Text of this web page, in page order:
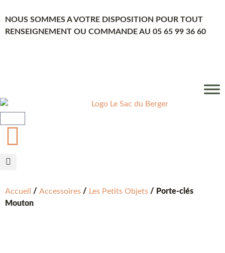
NOUS SOMMES A VOTRE DISPOSITION POUR TOUT
RENSEIGNEMENT OU COMMANDE AU 05 65 99 36 60
Accueil / Accessoires / Les Petits Objets / Porte-clés
Mouton